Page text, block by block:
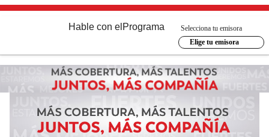
Hable con el Programa
Selecciona tu emisora
Elige tu emisora